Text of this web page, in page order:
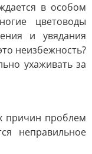
в особом
цветоводы
и увядания
неизбежность?
ухаживать за
причин проблем
неправильное